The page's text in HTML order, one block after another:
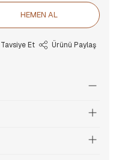
HEMEN AL
Tavsiye Et
Ürünü Paylaş